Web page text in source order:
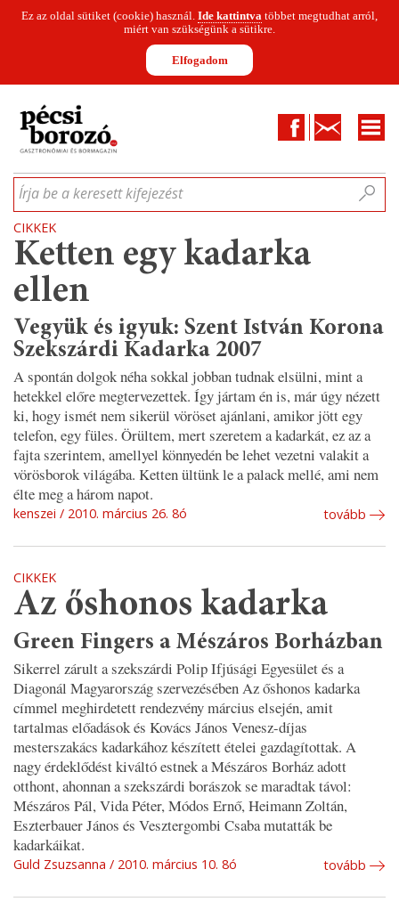
Ez az oldal sütiket (cookie) használ. Ide kattintva többet megtudhat arról,
miért van szükségünk a sütikre.
Elfogadom
FacebookKapcsolat
CIKKEKHÍREKINFOGRAFIKÁKMUNKATÁRSAKWINESOFA
Írja be a keresett kifejezést
CIKKEK
Ketten egy kadarka
ellen
Vegyük és igyuk: Szent István Korona
Szekszárdi Kadarka 2007
A spontán dolgok néha sokkal jobban tudnak elsülni, mint a
hetekkel előre megtervezettek. Így jártam én is, már úgy nézett
ki, hogy ismét nem sikerül vöröset ajánlani, amikor jött egy
telefon, egy füles. Örültem, mert szeretem a kadarkát, ez az a
fajta szerintem, amellyel könnyedén be lehet vezetni valakit a
vörösborok világába. Ketten ültünk le a palack mellé, ami nem
élte meg a három napot.
kenszei 2010. március 26. 8ó tovább
CIKKEK
Az őshonos kadarka
Green Fingers a Mészáros Borházban
Sikerrel zárult a szekszárdi Polip Ifjúsági Egyesület és a
Diagonál Magyarország szervezésében Az őshonos kadarka
címmel meghirdetett rendezvény március elsején, amit
tartalmas előadások és Kovács János Venesz-díjas
mesterszakács kadarkához készített ételei gazdagítottak. A
nagy érdeklődést kiváltó estnek a Mészáros Borház adott
otthont, ahonnan a szekszárdi borászok se maradtak távol:
Mészáros Pál, Vida Péter, Módos Ernő, Heimann Zoltán,
Eszterbauer János és Vesztergombi Csaba mutatták be
kadarkáikat.
Guld Zsuzsanna 2010. március 10. 8ó tovább